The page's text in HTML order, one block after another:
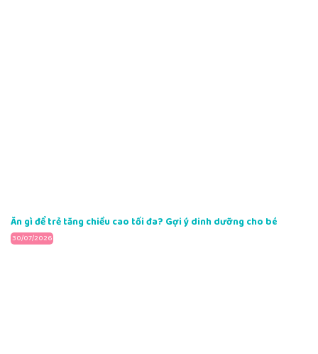
Ăn gì để trẻ tăng chiều cao tối đa? Gợi ý dinh dưỡng cho bé
30/07/2026